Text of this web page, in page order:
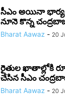
సీఎం అయినా
నూనె కొన్న
Bharat Aawaz - 20
రైతుల ఖాతాల్లోకి
చేసిన సీఎం
Bharat Aawaz - 20